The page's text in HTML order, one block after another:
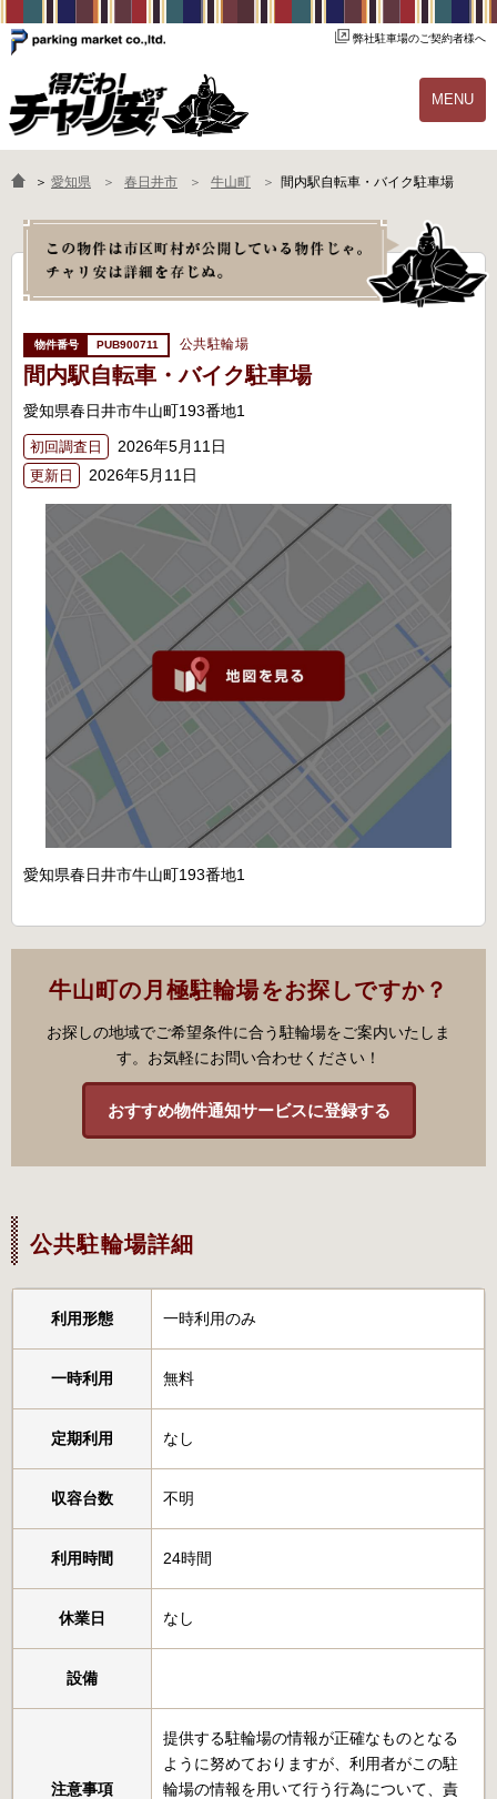
弊社駐車場のご契約者様へ
MENU
物件一覧 ご契約の流れ
よくあるご質問 駐輪場オーナー様へ
＞ 愛知県 春日井市 牛山町 間内駅自転車・バイク駐車場
PUB900711 公共駐輪場
間内駅自転車・バイク駐車場
愛知県春日井市牛山町193番地1
初回調査日 2026年5月11日
更新日 2026年5月11日
愛知県春日井市牛山町193番地1
牛山町の月極駐輪場をお探しですか？
お探しの地域でご希望条件に合う駐輪場をご案内いたしま
す。お気軽にお問い合わせください！
おすすめ物件通知サービスに登録する
公共駐輪場詳細
利用形態 一時利用のみ
一時利用 無料
定期利用 なし
収容台数 不明
利用時間 24時間
休業日 なし
設備
注意事項
提供する駐輪場の情報が正確なものとなる
ように努めておりますが、利用者がこの駐
輪場の情報を用いて行う行為について、責